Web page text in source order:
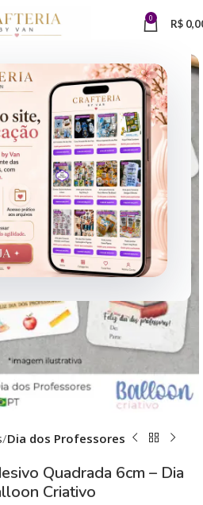
0 R$
Dia dos Professores
Quadrada 6cm – Dia
Criativo